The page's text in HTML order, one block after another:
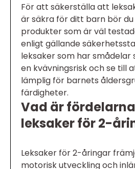
För att säkerställa att
är säkra för ditt barn bör
produkter som är väl
enligt gällande
leksaker som har smådelar
en kvävningsrisk och se till
lämplig för barnets
färdigheter.
Vad är
leksaker för 2-
Leksaker för 2-åringar
motorisk utveckling och